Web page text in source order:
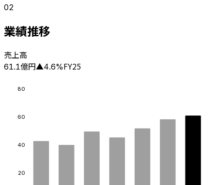
02
業績推移
売上高
61.1億円▲4.6%FY25
20
40
60
80